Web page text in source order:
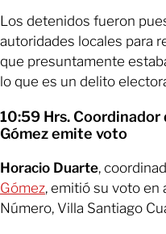
Los detenidos fueron
autoridades locales para
que presuntamente
lo que es un delito
10:59 Hrs. Coordinador
Gómez emite voto
Horacio Duarte,
Gómez, emitió su voto en
Número, Villa Santiago